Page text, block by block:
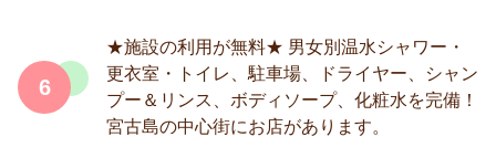
6
★施設の利用が無料★ 男女別温水シャワー・
更衣室・トイレ、駐車場、ドライヤー、シャン
プー＆リンス、ボディソープ、化粧水を完備！
宮古島の中心街にお店があります。